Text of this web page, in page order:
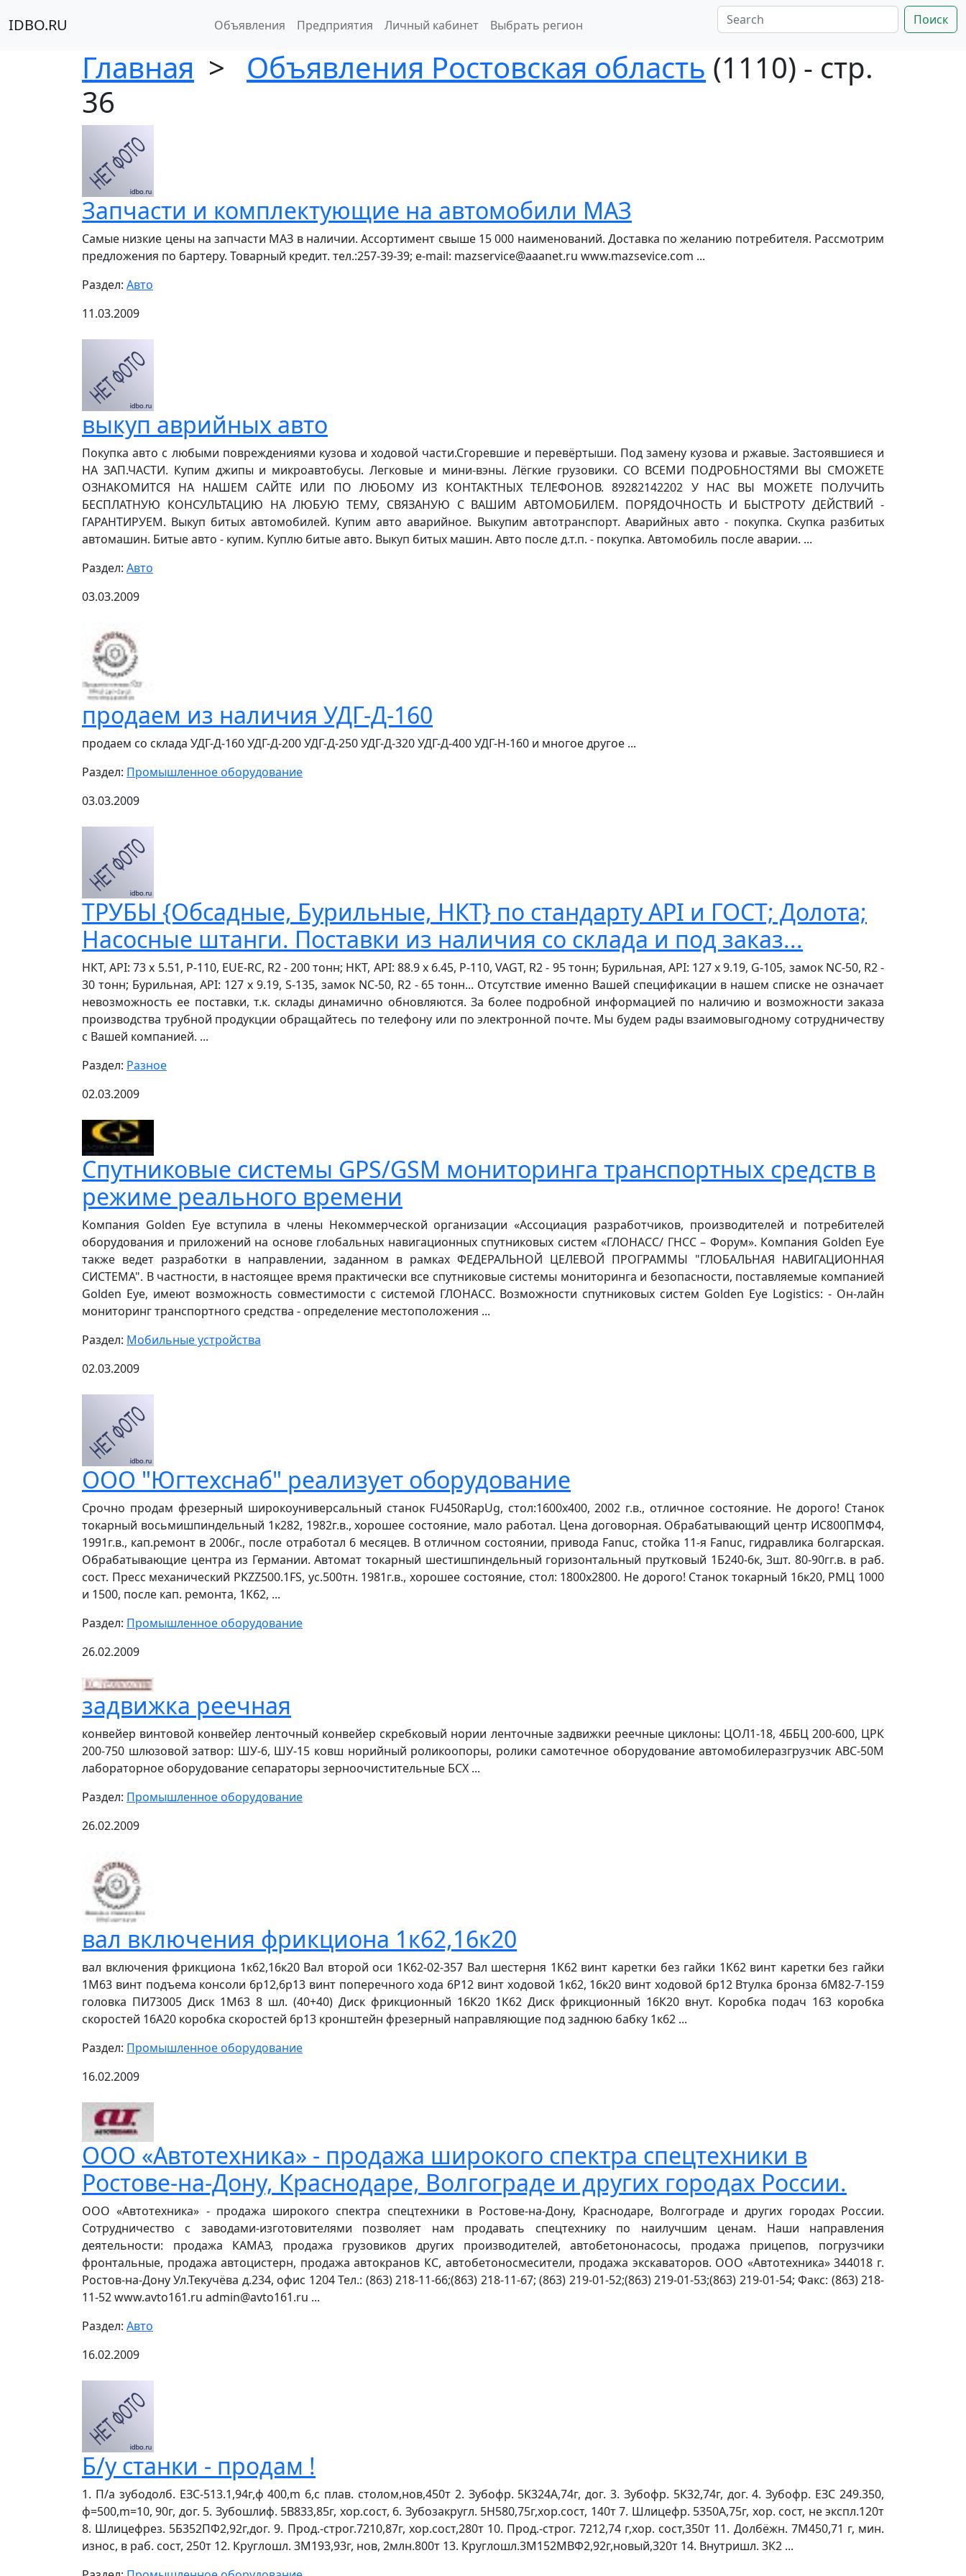
IDBO.RU Объявления Предприятия Личный кабинет Выбрать регион Поиск
Главная > Объявления Ростовская область (1110) - стр.
36
Запчасти и комплектующие на автомобили МАЗ
Самые низкие цены на запчасти МАЗ в наличии. Ассортимент свыше 15 000 наименований. Доставка по желанию потребителя. Рассмотрим
предложения по бартеру. Товарный кредит. тел.:257-39-39; e-mail: mazservice@aaanet.ru www.mazsevice.com ...
Раздел: Авто
11.03.2009
выкуп аврийных авто
Покупка авто с любыми повреждениями кузова и ходовой части.Сгоревшие и перевёртыши. Под замену кузова и ржавые. Застоявшиеся и
НА ЗАП.ЧАСТИ. Купим джипы и микроавтобусы. Легковые и мини-вэны. Лёгкие грузовики. СО ВСЕМИ ПОДРОБНОСТЯМИ ВЫ СМОЖЕТЕ
ОЗНАКОМИТСЯ НА НАШЕМ САЙТЕ ИЛИ ПО ЛЮБОМУ ИЗ КОНТАКТНЫХ ТЕЛЕФОНОВ. 89282142202 У НАС ВЫ МОЖЕТЕ ПОЛУЧИТЬ
БЕСПЛАТНУЮ КОНСУЛЬТАЦИЮ НА ЛЮБУЮ ТЕМУ, СВЯЗАНУЮ С ВАШИМ АВТОМОБИЛЕМ. ПОРЯДОЧНОСТЬ И БЫСТРОТУ ДЕЙСТВИЙ -
ГАРАНТИРУЕМ. Выкуп битых автомобилей. Купим авто аварийное. Выкупим автотранспорт. Аварийных авто - покупка. Скупка разбитых
автомашин. Битые авто - купим. Куплю битые авто. Выкуп битых машин. Авто после д.т.п. - покупка. Автомобиль после аварии. ...
Раздел: Авто
03.03.2009
продаем из наличия УДГ-Д-160
продаем со склада УДГ-Д-160 УДГ-Д-200 УДГ-Д-250 УДГ-Д-320 УДГ-Д-400 УДГ-Н-160 и многое другое ...
Раздел: Промышленное оборудование
03.03.2009
ТРУБЫ {Обсадные, Бурильные, НКТ} по стандарту API и ГОСТ; Долота;
Насосные штанги. Поставки из наличия со склада и под заказ...
НКТ, API: 73 х 5.51, P-110, EUE-RC, R2 - 200 тонн; НКТ, API: 88.9 х 6.45, P-110, VAGT, R2 - 95 тонн; Бурильная, API: 127 х 9.19, G-105, замок NC-50, R2 -
30 тонн; Бурильная, API: 127 х 9.19, S-135, замок NC-50, R2 - 65 тонн... Отсутствие именно Вашей спецификации в нашем списке не означает
невозможность ее поставки, т.к. склады динамично обновляются. За более подробной информацией по наличию и возможности заказа
производства трубной продукции обращайтесь по телефону или по электронной почте. Мы будем рады взаимовыгодному сотрудничеству
с Вашей компанией. ...
Раздел: Разное
02.03.2009
Спутниковые системы GPS/GSM мониторинга транспортных средств в
режиме реального времени
Компания Golden Eye вступила в члены Некоммерческой организации «Ассоциация разработчиков, производителей и потребителей
оборудования и приложений на основе глобальных навигационных спутниковых систем «ГЛОНАСС/ ГНСС – Форум». Компания Golden Eye
также ведет разработки в направлении, заданном в рамках ФЕДЕРАЛЬНОЙ ЦЕЛЕВОЙ ПРОГРАММЫ "ГЛОБАЛЬНАЯ НАВИГАЦИОННАЯ
СИСТЕМА". В частности, в настоящее время практически все спутниковые системы мониторинга и безопасности, поставляемые компанией
Golden Eye, имеют возможность совместимости с системой ГЛОНАСС. Возможности спутниковых систем Golden Eye Logistics: - Он-лайн
мониторинг транспортного средства - определение местоположения ...
Раздел: Мобильные устройства
02.03.2009
ООО "Югтехснаб" реализует оборудование
Срочно продам фрезерный широкоуниверсальный станок FU450RapUg, стол:1600х400, 2002 г.в., отличное состояние. Не дорого! Станок
токарный восьмишпиндельный 1к282, 1982г.в., хорошее состояние, мало работал. Цена договорная. Обрабатывающий центр ИС800ПМФ4,
1991г.в., кап.ремонт в 2006г., после отработал 6 месяцев. В отличном состоянии, привода Fanuc, стойка 11-я Fanuc, гидравлика болгарская.
Обрабатывающие центра из Германии. Автомат токарный шестишпиндельный горизонтальный прутковый 1Б240-6к, 3шт. 80-90гг.в. в раб.
сост. Пресс механический PKZZ500.1FS, ус.500тн. 1981г.в., хорошее состояние, стол: 1800х2800. Не дорого! Станок токарный 16к20, РМЦ 1000
и 1500, после кап. ремонта, 1К62, ...
Раздел: Промышленное оборудование
26.02.2009
задвижка реечная
конвейер винтовой конвейер ленточный конвейер скребковый нории ленточные задвижки реечные циклоны: ЦОЛ1-18, 4ББЦ 200-600, ЦРК
200-750 шлюзовой затвор: ШУ-6, ШУ-15 ковш норийный роликоопоры, ролики самотечное оборудование автомобилеразгрузчик АВС-50М
лабораторное оборудование сепараторы зерноочистительные БСХ ...
Раздел: Промышленное оборудование
26.02.2009
вал включения фрикциона 1к62,16к20
вал включения фрикциона 1к62,16к20 Вал второй оси 1К62-02-357 Вал шестерня 1К62 винт каретки без гайки 1К62 винт каретки без гайки
1М63 винт подъема консоли 6р12,6р13 винт поперечного хода 6Р12 винт ходовой 1к62, 16к20 винт ходовой 6р12 Втулка бронза 6М82-7-159
головка ПИ73005 Диск 1М63 8 шл. (40+40) Диск фрикционный 16К20 1К62 Диск фрикционный 16К20 внут. Коробка подач 163 коробка
скоростей 16А20 коробка скоростей 6р13 кронштейн фрезерный направляющие под заднюю бабку 1к62 ...
Раздел: Промышленное оборудование
16.02.2009
ООО «Автотехника» - продажа широкого спектра спецтехники в
Ростове-на-Дону, Краснодаре, Волгограде и других городах России.
ООО «Автотехника» - продажа широкого спектра спецтехники в Ростове-на-Дону, Краснодаре, Волгограде и других городах России.
Сотрудничество с заводами-изготовителями позволяет нам продавать спецтехнику по наилучшим ценам. Наши направления
деятельности: продажа КАМАЗ, продажа грузовиков других производителей, автобетононасосы, продажа прицепов, погрузчики
фронтальные, продажа автоцистерн, продажа автокранов КС, автобетоносмесители, продажа экскаваторов. ООО «Автотехника» 344018 г.
Ростов-на-Дону Ул.Текучёва д.234, офис 1204 Тел.: (863) 218-11-66;(863) 218-11-67; (863) 219-01-52;(863) 219-01-53;(863) 219-01-54; Факс: (863) 218-
11-52 www.avto161.ru admin@avto161.ru ...
Раздел: Авто
16.02.2009
Б/у станки - продам !
1. П/а зубодолб. ЕЗС-513.1,94г,ф 400,m 6,с плав. столом,нов,450т 2. Зубофр. 5К324А,74г, дог. 3. Зубофр. 5К32,74г, дог. 4. Зубофр. ЕЗС 249.350,
ф=500,m=10, 90г, дог. 5. Зубошлиф. 5В833,85г, хор.сост, 6. Зубозакругл. 5Н580,75г,хор.сост, 140т 7. Шлицефр. 5350А,75г, хор. сост, не экспл.120т
8. Шлицефрез. 5Б352ПФ2,92г,дог. 9. Прод.-строг.7210,87г, хор.сост,280т 10. Прод.-строг. 7212,74 г,хор. сост,350т 11. Долбёжн. 7М450,71 г, мин.
износ, в раб. сост, 250т 12. Круглошл. 3М193,93г, нов, 2млн.800т 13. Круглошл.3М152МВФ2,92г,новый,320т 14. Внутришл. 3К2 ...